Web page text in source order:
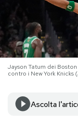
NEWSLETTER
I MIEI PREFERITI
CALENDARIO
Jayson Tatum dei
contro i New York Knicks
Ascolta